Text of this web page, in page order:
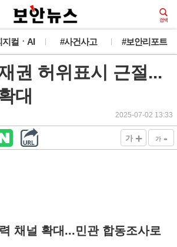
지컬ㆍAI #사건사고 #보안리포트
권 허위표시 근절...
대
2025-07-02 13:33
가 + 가 -
채널 확대...민관 합동조사로